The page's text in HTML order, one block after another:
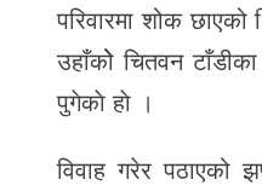
परिवारमा शोक छाएको
उहाँकोे चितवन
पुगेकाे हाे ।
विवाह गरेर पठाएको